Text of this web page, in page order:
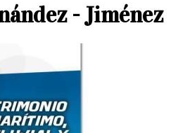
- Jiménez